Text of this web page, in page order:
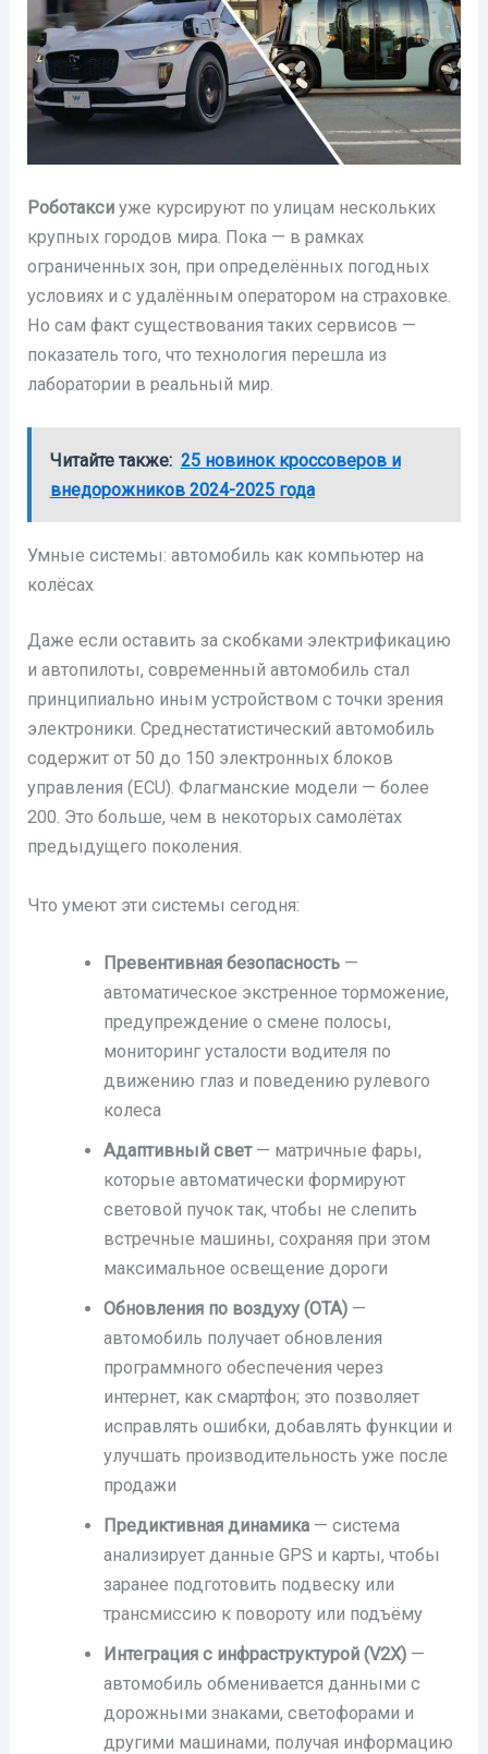
Роботакси уже курсируют по улицам нескольких
крупных городов мира. Пока — в рамках
ограниченных зон, при определённых погодных
условиях и с удалённым оператором на страховке.
Но сам факт существования таких сервисов —
показатель того, что технология перешла из
лаборатории в реальный мир.
Читайте также: 25 новинок кроссоверов и
внедорожников 2024-2025 года
Умные системы: автомобиль как компьютер на
колёсах
Даже если оставить за скобками электрификацию
и автопилоты, современный автомобиль стал
принципиально иным устройством с точки зрения
электроники. Среднестатистический автомобиль
содержит от 50 до 150 электронных блоков
управления (ECU). Флагманские модели — более
200. Это больше, чем в некоторых самолётах
предыдущего поколения.
Что умеют эти системы сегодня:
Превентивная безопасность—
автоматическое экстренное торможение,
предупреждение о смене полосы,
мониторинг усталости водителя по
движению глаз и поведению рулевого
колеса
Адаптивный свет— матричные фары,
которые автоматически формируют
световой пучок так, чтобы не слепить
встречные машины, сохраняя при этом
максимальное освещение дороги
Обновления по воздуху (OTA)—
автомобиль получает обновления
программного обеспечения через
интернет, как смартфон; это позволяет
исправлять ошибки, добавлять функции и
улучшать производительность уже после
продажи
Предиктивная динамика— система
анализирует данные GPS и карты, чтобы
заранее подготовить подвеску или
трансмиссию к повороту или подъёму
Интеграция с инфраструктурой (V2X)—
автомобиль обменивается данными с
дорожными знаками, светофорами и
другими машинами, получая информацию